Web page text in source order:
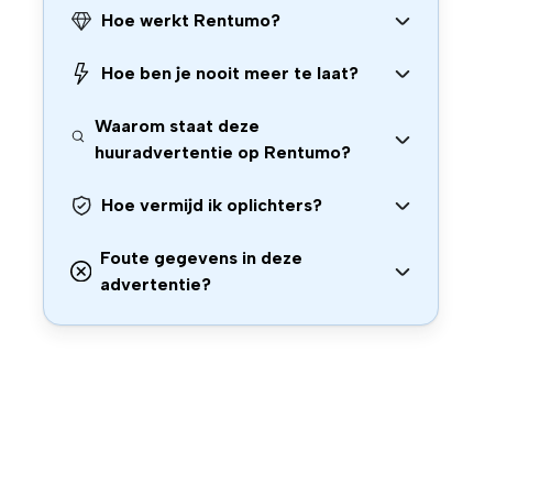
Hoe werkt Rentumo?
Hoe ben je nooit meer te laat?
Waarom staat deze
huuradvertentie op Rentumo?
Hoe vermijd ik oplichters?
Foute gegevens in deze
advertentie?